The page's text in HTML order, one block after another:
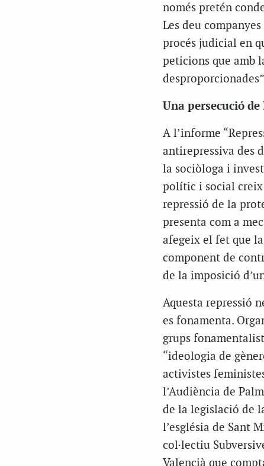
només pretén
Les deu
procés judicial en
peticions que amb
Una persecució
A l’informe
antirepressiva des
la sociòloga i
polític i social creix
repressió de la
presenta com a
afegeix el fet que
component de
de la imposició
Aquesta repressió
es fonamenta.
grups
“ideologia de
activistes
l’Audiència de
de la legislació de
l’església de Sant
col·lectiu
Valencià que